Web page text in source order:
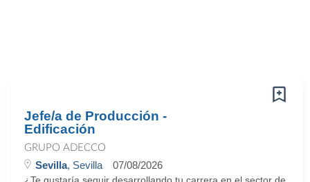
Jefe/a de Producción -
Edificación
GRUPO ADECCO
Sevilla, Sevilla 07/08/2026